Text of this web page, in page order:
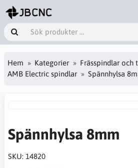
Hem Kategorier
Frässpindlar och
AMB Electric spindlar
Spännhylsa
Spännhylsa 8mm
SKU: 14820